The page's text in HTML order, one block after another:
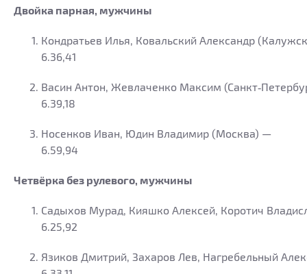
Двойка парная, мужчины
Кондратьев Илья, Ковальский Александр
6.36,41
Васин Антон, Жевлаченко Максим
6.39,18
Носенков Иван, Юдин Владимир (Москва) —
6.59,94
Четвёрка без рулевого, мужчины
Садыхов Мурад, Кияшко Алексей, Коротич
6.25,92
Язиков Дмитрий, Захаров Лев, Нагребельный